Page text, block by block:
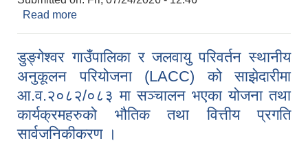
Read more
डुङ्गेश्वर गाउँपालिका र जलवायु परिवर्तन स्थानीय
अनुकूलन परियोजना (LACC) को साझेदारीमा
आ.व.२०८२/०८३ मा सञ्‍चालन भएका योजना तथा
कार्यक्रमहरुको भौतिक तथा वित्तीय प्रगति
सार्वजनिकीकरण ।